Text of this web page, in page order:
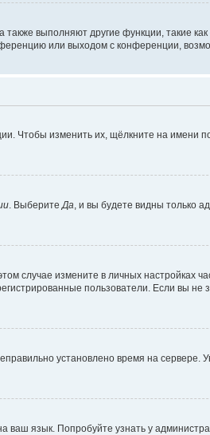
выполняют другие функции, такие
или выходом с конференции,
Чтобы изменить их, щёлкните на имени
. ВыберитеДа, и вы будете видны только
случае измените в личных настройках
пользователи. Если вы не
установлено время на сервере.
ваш язык. Попробуйте узнать у